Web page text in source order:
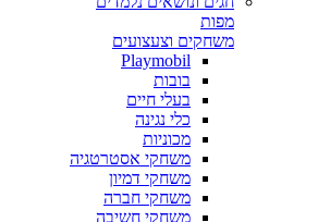
מפות
משחקים וצעצועים
Playmobil
בובות
בעלי חיים
כלי נגינה
מכוניות
משחקי אסטרטגיה
משחקי דמיון
משחקי חברה
משחקי חשיבה